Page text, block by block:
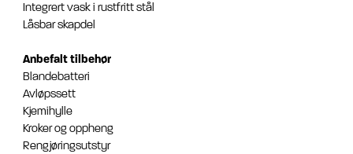
Integrert vask i rustfritt stål
Låsbar skapdel
Anbefalt tilbehør
Blandebatteri
Avløpssett
Kjemihylle
Kroker og oppheng
Rengjøringsutstyr